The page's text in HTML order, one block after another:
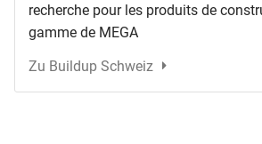
recherche pour les produits de
gamme de MEGA
Zu Buildup Schweiz